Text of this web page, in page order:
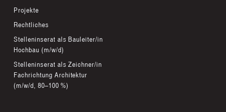
Projekte
Rechtliches
Stelleninserat als Bauleiter/in
Hochbau (m/w/d)
Stelleninserat als Zeichner/in
Fachrichtung Architektur
(m/w/d, 80–100 %)